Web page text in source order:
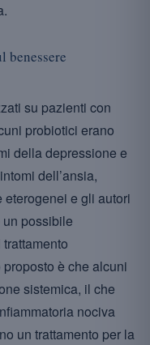
benessere
su pazienti con
probiotici erano
della depressione e
dell’ansia,
e gli autori
possibile
è che alcuni
sistemica, il che
nociva
un trattamento per la